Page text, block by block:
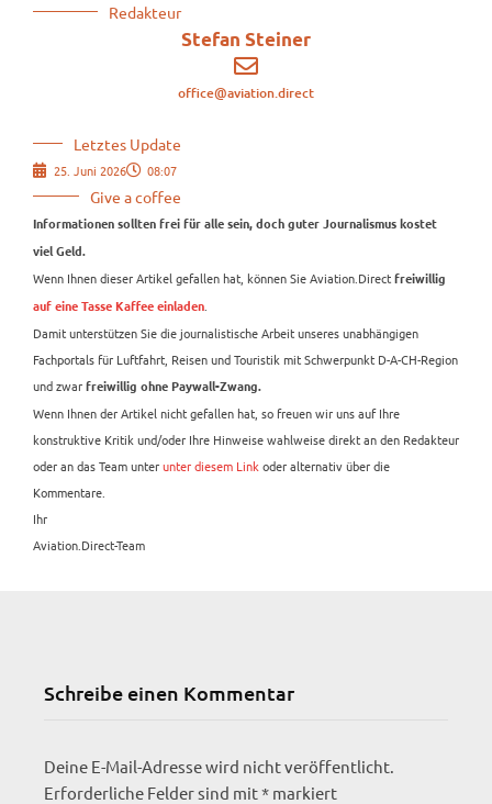
Redakteur
Stefan Steiner
office@aviation.direct
Letztes Update
25. Juni 2026 08:07
Give a coffee
Informationen sollten frei für alle sein, doch guter Journalismus kostet
viel Geld.
Wenn Ihnen dieser Artikel gefallen hat, können Sie Aviation.Direct freiwillig
auf eine Tasse Kaffee einladen
Damit unterstützen Sie die journalistische Arbeit unseres unabhängigen
Fachportals für Luftfahrt, Reisen und Touristik mit Schwerpunkt D-A-CH-Region
und zwar freiwillig ohne Paywall-Zwang.
Wenn Ihnen der Artikel nicht gefallen hat, so freuen wir uns auf Ihre
konstruktive Kritik und/oder Ihre Hinweise wahlweise direkt an den Redakteur
oder an das Team unterunter diesem Link oder alternativ über die
Kommentare.
Ihr
Aviation.Direct-Team
Schreibe einen Kommentar
Deine E-Mail-Adresse wird nicht veröffentlicht.
Erforderliche Felder sind mit* markiert